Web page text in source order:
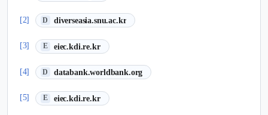
[2] D diverseasia.snu.ac.kr
(새 탭에서 열림)
[3] E eiec.kdi.re.kr
(새 탭에서 열림)
[4] D databank.worldbank.org
(새 탭에서 열림)
[5] E eiec.kdi.re.kr
(새 탭에서 열림)